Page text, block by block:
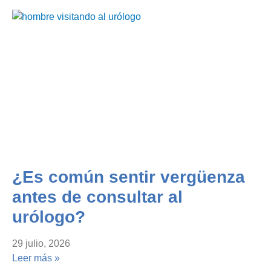
¿Es común sentir vergüenza
antes de consultar al
urólogo?
29 julio, 2026
Leer más »